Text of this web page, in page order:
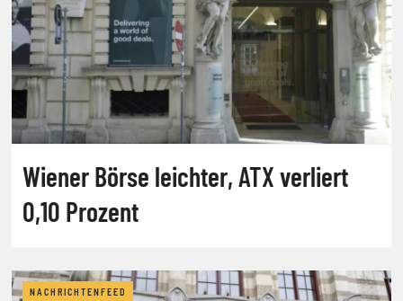
Wiener Börse leichter, ATX verliert
0,10 Prozent
NACHRICHTENFEED